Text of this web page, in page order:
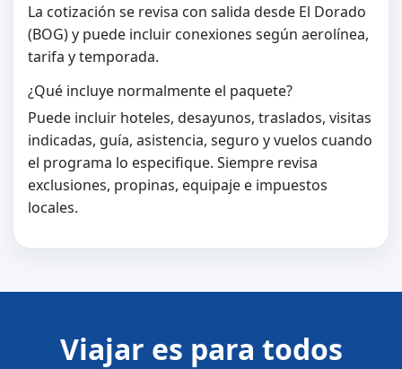
La cotización se revisa con salida desde El Dorado
(BOG) y puede incluir conexiones según aerolínea,
tarifa y temporada.
¿Qué incluye normalmente el paquete?
Puede incluir hoteles, desayunos, traslados, visitas
indicadas, guía, asistencia, seguro y vuelos cuando
el programa lo especifique. Siempre revisa
exclusiones, propinas, equipaje e impuestos
locales.
Viajar es para todos